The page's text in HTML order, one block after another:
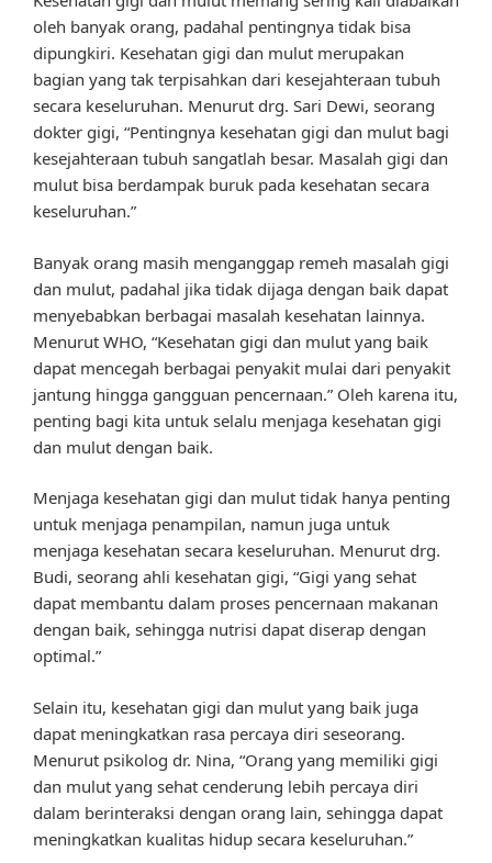
oleh banyak orang, padahal pentingnya tidak bisa
dipungkiri. Kesehatan gigi dan mulut merupakan
bagian yang tak terpisahkan dari kesejahteraan tubuh
secara keseluruhan. Menurut drg. Sari Dewi, seorang
dokter gigi, “Pentingnya kesehatan gigi dan mulut bagi
kesejahteraan tubuh sangatlah besar. Masalah gigi dan
mulut bisa berdampak buruk pada kesehatan secara
keseluruhan.”
Banyak orang masih menganggap remeh masalah gigi
dan mulut, padahal jika tidak dijaga dengan baik dapat
menyebabkan berbagai masalah kesehatan lainnya.
Menurut WHO, “Kesehatan gigi dan mulut yang baik
dapat mencegah berbagai penyakit mulai dari penyakit
jantung hingga gangguan pencernaan.” Oleh karena itu,
penting bagi kita untuk selalu menjaga kesehatan gigi
dan mulut dengan baik.
Menjaga kesehatan gigi dan mulut tidak hanya penting
untuk menjaga penampilan, namun juga untuk
menjaga kesehatan secara keseluruhan. Menurut drg.
Budi, seorang ahli kesehatan gigi, “Gigi yang sehat
dapat membantu dalam proses pencernaan makanan
dengan baik, sehingga nutrisi dapat diserap dengan
optimal.”
Selain itu, kesehatan gigi dan mulut yang baik juga
dapat meningkatkan rasa percaya diri seseorang.
Menurut psikolog dr. Nina, “Orang yang memiliki gigi
dan mulut yang sehat cenderung lebih percaya diri
dalam berinteraksi dengan orang lain, sehingga dapat
meningkatkan kualitas hidup secara keseluruhan.”